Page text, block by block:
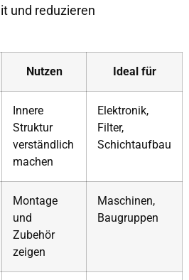
und reduzieren
Nutzen Ideal für
Innere
Struktur
verständlich
machen
Elektronik,
Filter,
Schichtaufbau
Montage
und
Zubehör
zeigen
Maschinen,
Baugruppen